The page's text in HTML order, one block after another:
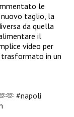
le
nuovo taglio, la
da quella
il
video per
trasformato in un
#napoli